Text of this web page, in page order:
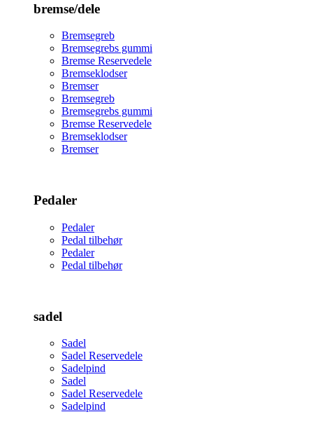
bremse/dele
Bremsegreb
Bremsegrebs gummi
Bremse Reservedele
Bremseklodser
Bremser
Bremsegreb
Bremsegrebs gummi
Bremse Reservedele
Bremseklodser
Bremser
Pedaler
Pedaler
Pedal tilbehør
Pedaler
Pedal tilbehør
sadel
Sadel
Sadel Reservedele
Sadelpind
Sadel
Sadel Reservedele
Sadelpind